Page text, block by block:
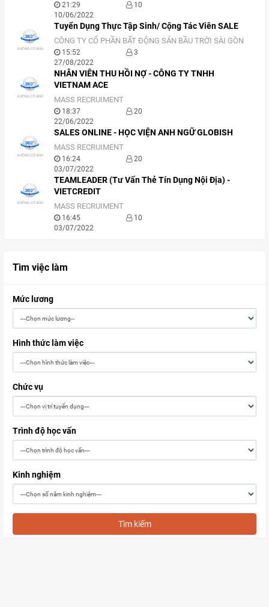
21:29
10/06/2022
10
Tuyển Dụng Thực Tập Sinh/ Cộng Tác Viên SALE
CÔNG TY CỔ PHẦN BẤT ĐỘNG SẢN BẦU TRỜI SÀI GÒN
15:52
27/08/2022
3
NHÂN VIÊN THU HỒI NỢ - CÔNG TY TNHH
VIETNAM ACE
MASS RECRUIMENT
18:37
22/06/2022
20
SALES ONLINE - HỌC VIỆN ANH NGỮ GLOBISH
MASS RECRUIMENT
16:24
03/07/2022
20
TEAMLEADER (Tư Vấn Thẻ Tín Dụng Nội Địa) -
VIETCREDIT
MASS RECRUIMENT
16:45
03/07/2022
10
Tìm việc làm
Mức lương
Hình thức làm việc
Chức vụ
Trình độ học vấn
Kinh nghiệm